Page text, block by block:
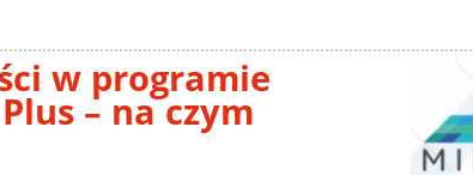
w programie
– na czym